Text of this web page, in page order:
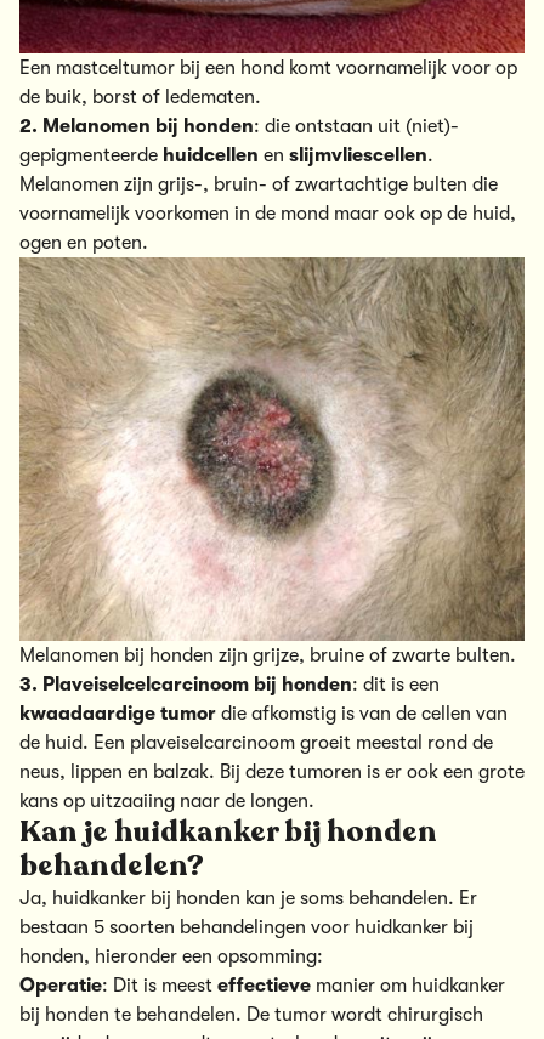
Een mastceltumor bij een hond komt voornamelijk voor op
de buik, borst of ledematen.
2. Melanomen bij honden: die ontstaan uit (niet)-
gepigmenteerde huidcellen en slijmvliescellen.
Melanomen zijn grijs-, bruin- of zwartachtige bulten die
voornamelijk voorkomen in de mond maar ook op de huid,
ogen en poten.
Melanomen bij honden zijn grijze, bruine of zwarte bulten.
3. Plaveiselcelcarcinoom bij honden: dit is een
kwaadaardige tumor die afkomstig is van de cellen van
de huid. Een plaveiselcarcinoom groeit meestal rond de
neus, lippen en balzak. Bij deze tumoren is er ook een grote
kans op uitzaaiing naar de longen.
Kan je huidkanker bij honden
behandelen?
Ja, huidkanker bij honden kan je soms behandelen. Er
bestaan 5 soorten behandelingen voor huidkanker bij
honden, hieronder een opsomming:
Operatie: Dit is meest effectieve manier om huidkanker
bij honden te behandelen. De tumor wordt chirurgisch